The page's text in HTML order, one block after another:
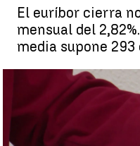
El euríbor cierra
mensual del
media supone 293
El euríbor cierra